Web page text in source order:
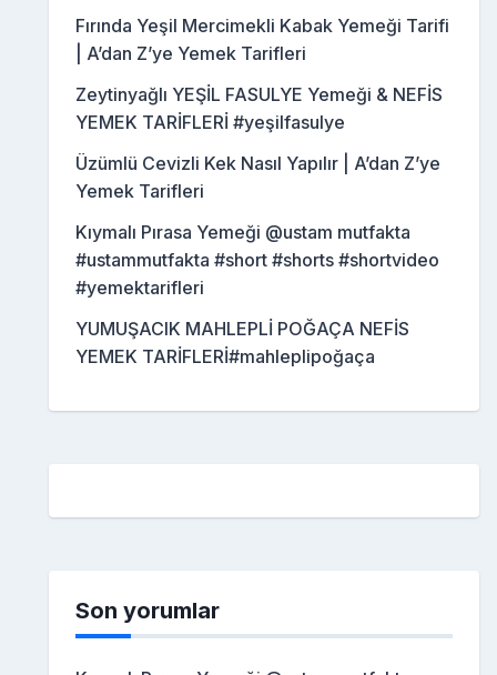
Fırında Yeşil Mercimekli Kabak Yemeği Tarifi
| A’dan Z’ye Yemek Tarifleri
Zeytinyağlı YEŞİL FASULYE Yemeği & NEFİS
YEMEK TARİFLERİ #yeşilfasulye
Üzümlü Cevizli Kek Nasıl Yapılır | A’dan Z’ye
Yemek Tarifleri
Kıymalı Pırasa Yemeği @ustam mutfakta
#ustammutfakta #short #shorts #shortvideo
#yemektarifleri
YUMUŞACIK MAHLEPLİ POĞAÇA NEFİS
YEMEK TARİFLERİ#mahleplipoğaça
Son yorumlar